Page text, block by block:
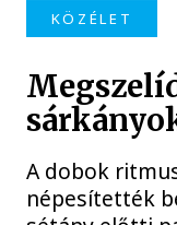
KÖZÉLET
A dobok
népesítették